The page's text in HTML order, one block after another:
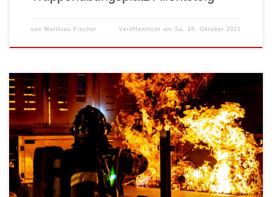
von Matthias Fischer Veröffentlicht amSa, 16. Oktober 2021